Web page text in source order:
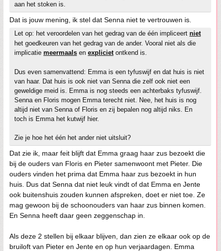
aan het stoken is.
Dat is jouw mening, ik stel dat Senna niet te vertrouwen is.
Let op: het veroordelen van het gedrag van de één impliceert niet
het goedkeuren van het gedrag van de ander. Vooral niet als die
implicatie meermaals en expliciet ontkend is.
Dus even samenvattend: Emma is een tyfuswijf en dat huis is niet
van haar. Dat huis is ook niet van Senna die zelf ook niet een
geweldige meid is. Emma is nog steeds een achterbaks tyfuswijf.
Senna en Floris mogen Emma terecht niet. Nee, het huis is nog
altijd niet van Senna of Floris en zij bepalen nog altijd niks. En
toch is Emma het kutwijf hier.
Zie je hoe het één het ander niet uitsluit?
Dat zie ik, maar feit blijft dat Emma graag haar zus bezoekt die
bij de ouders van Floris en Pieter samenwoont met Pieter. Die
ouders vinden het prima dat Emma haar zus bezoekt in hun
huis. Dus dat Senna dat niet leuk vindt of dat Emma en Jente
ook buitenshuis zouden kunnen afspreken, doet er niet toe. Ze
mag gewoon bij de schoonouders van haar zus binnen komen.
En Senna heeft daar geen zeggenschap in.
Als deze 2 stellen bij elkaar blijven, dan zien ze elkaar ook op de
bruiloft van Pieter en Jente en op hun verjaardagen. Emma